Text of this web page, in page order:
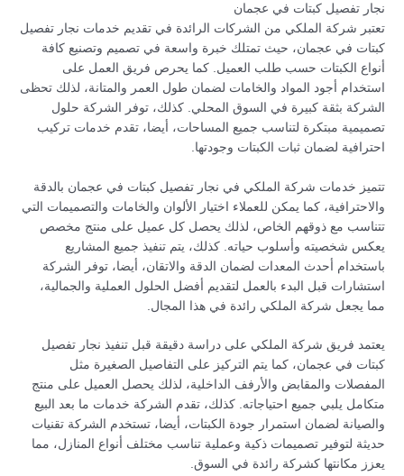
نجار تفصيل كبتات في عجمان
تعتبر شركة الملكي من الشركات الرائدة في تقديم خدمات نجار تفصيل
كبتات في عجمان، حيث تمتلك خبرة واسعة في تصميم وتصنيع كافة
أنواع الكبتات حسب طلب العميل. كما يحرص فريق العمل على
استخدام أجود المواد والخامات لضمان طول العمر والمتانة، لذلك تحظى
الشركة بثقة كبيرة في السوق المحلي. كذلك، توفر الشركة حلول
تصميمية مبتكرة لتناسب جميع المساحات، أيضا، تقدم خدمات تركيب
احترافية لضمان ثبات الكبتات وجودتها.
تتميز خدمات شركة الملكي في نجار تفصيل كبتات في عجمان بالدقة
والاحترافية، كما يمكن للعملاء اختيار الألوان والخامات والتصميمات التي
تتناسب مع ذوقهم الخاص، لذلك يحصل كل عميل على منتج مخصص
يعكس شخصيته وأسلوب حياته. كذلك، يتم تنفيذ جميع المشاريع
باستخدام أحدث المعدات لضمان الدقة والاتقان، أيضا، توفر الشركة
استشارات قبل البدء بالعمل لتقديم أفضل الحلول العملية والجمالية،
مما يجعل شركة الملكي رائدة في هذا المجال.
يعتمد فريق شركة الملكي على دراسة دقيقة قبل تنفيذ نجار تفصيل
كبتات في عجمان، كما يتم التركيز على التفاصيل الصغيرة مثل
المفصلات والمقابض والأرفف الداخلية، لذلك يحصل العميل على منتج
متكامل يلبي جميع احتياجاته. كذلك، تقدم الشركة خدمات ما بعد البيع
والصيانة لضمان استمرار جودة الكبتات، أيضا، تستخدم الشركة تقنيات
حديثة لتوفير تصميمات ذكية وعملية تناسب مختلف أنواع المنازل، مما
يعزز مكانتها كشركة رائدة في السوق.